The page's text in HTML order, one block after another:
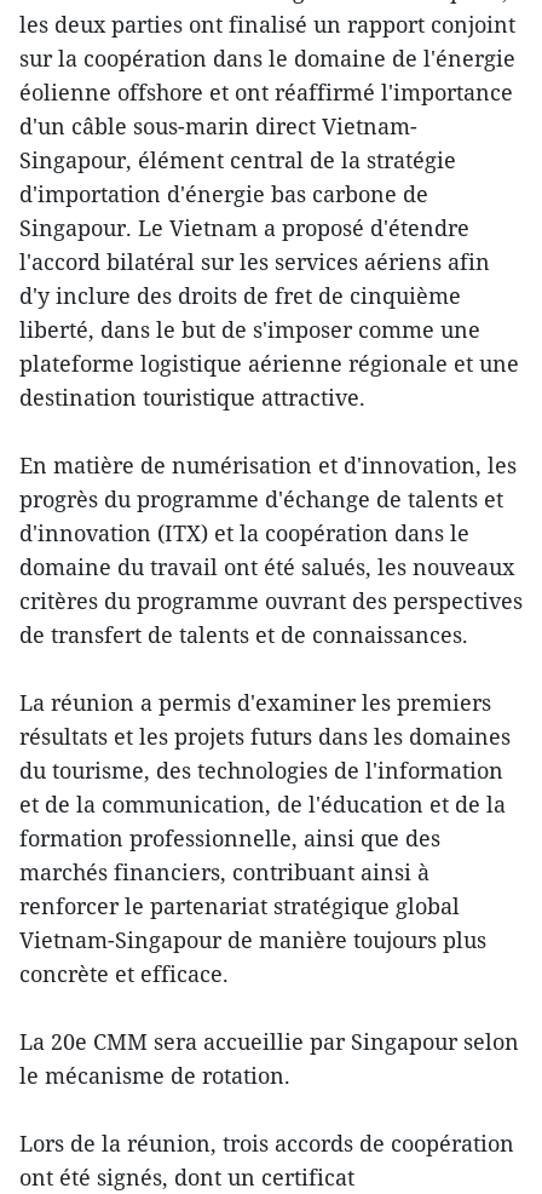
les deux parties ont finalisé un rapport conjoint
sur la coopération dans le domaine de l'énergie
éolienne offshore et ont réaffirmé l'importance
d'un câble sous-marin direct Vietnam-
Singapour, élément central de la stratégie
d'importation d'énergie bas carbone de
Singapour. Le Vietnam a proposé d'étendre
l'accord bilatéral sur les services aériens afin
d'y inclure des droits de fret de cinquième
liberté, dans le but de s'imposer comme une
plateforme logistique aérienne régionale et une
destination touristique attractive.
En matière de numérisation et d'innovation, les
progrès du programme d'échange de talents et
d'innovation (ITX) et la coopération dans le
domaine du travail ont été salués, les nouveaux
critères du programme ouvrant des perspectives
de transfert de talents et de connaissances.
La réunion a permis d'examiner les premiers
résultats et les projets futurs dans les domaines
du tourisme, des technologies de l'information
et de la communication, de l'éducation et de la
formation professionnelle, ainsi que des
marchés financiers, contribuant ainsi à
renforcer le partenariat stratégique global
Vietnam-Singapour de manière toujours plus
concrète et efficace.
La 20e CMM sera accueillie par Singapour selon
le mécanisme de rotation.
Lors de la réunion, trois accords de coopération
ont été signés, dont un certificat